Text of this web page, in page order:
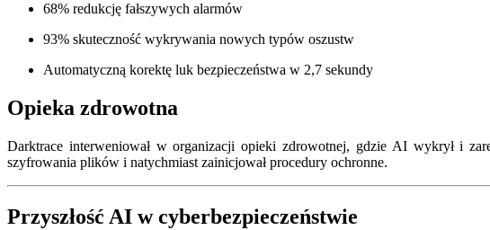
68% redukcję fałszywych alarmów
93% skuteczność wykrywania nowych typów oszustw
Automatyczną korektę luk bezpieczeństwa w 2,7 sekundy
Opieka zdrowotna
Darktrace interweniował w organizacji opieki zdrowotnej, gdzie AI wykrył i
szyfrowania plików i natychmiast zainicjował procedury ochronne.
Przyszłość AI w cyberbezpieczeństwie